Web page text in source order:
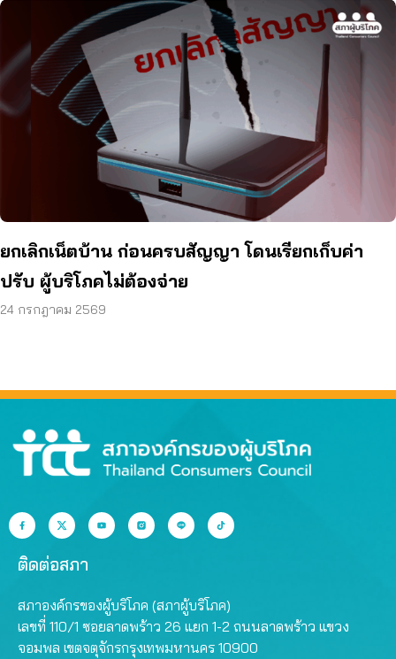
ยกเลิกเน็ตบ้าน ก่อนครบสัญญา โดนเรียกเก็บค่า
ปรับ ผู้บริโภคไม่ต้องจ่าย
24 กรกฎาคม 2569
ติดต่อสภา
สภาองค์กรของผู้บริโภค (สภาผู้บริโภค)
เลขที่ 110/1 ซอยลาดพร้าว 26 แยก 1-2 ถนนลาดพร้าว แขวง
จอมพล เขตจตุจักรกรุงเทพมหานคร 10900